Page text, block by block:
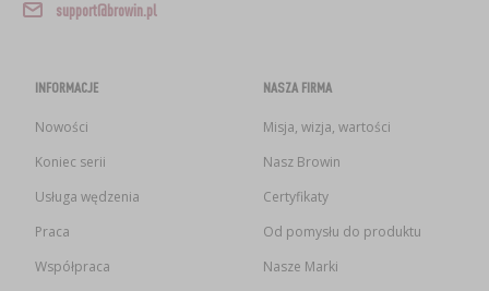
support@browin.pl
INFORMACJE
Nowości
Koniec serii
Usługa wędzenia
Praca
Współpraca
NASZA FIRMA
Misja, wizja, wartości
Nasz Browin
Certyfikaty
Od pomysłu do produktu
Nasze Marki